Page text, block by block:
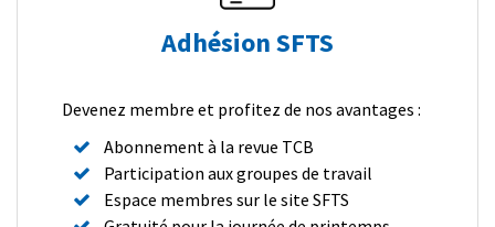
Adhésion SFTS
Devenez membre et profitez de nos avantages :
Abonnement à la revue TCB
Participation aux groupes de travail
Espace membres sur le site SFTS